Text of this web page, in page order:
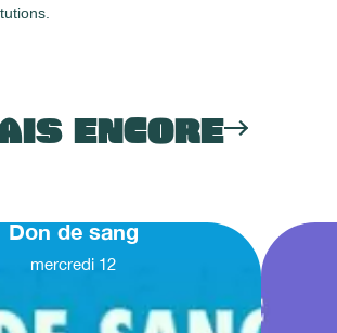
ENCORE
Don de sang
mercredi 12